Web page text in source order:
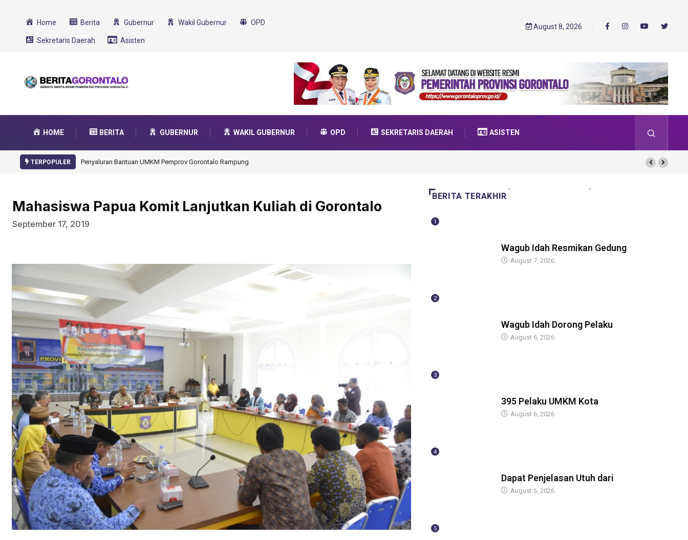
Home Berita Gubernur Wakil Gubernur OPD
Sekretaris Daerah Asisten
August 8, 2026
HOME BERITA GUBERNUR WAKIL GUBERNUR OPD SEKRETARIS DAERAH ASISTEN
TERPOPULER Gorontalo Ikut Dukung Program SMA Unggul Garuda Transformasi 2025
Mahasiswa Papua Komit Lanjutkan Kuliah di Gorontalo
September 17, 2019
BERITA TERAKHIR
1
Wagub Idah Resmikan Gedung
August 7, 2026
2
Wagub Idah Dorong Pelaku
August 6, 2026
3
395 Pelaku UMKM Kota
August 6, 2026
4
Dapat Penjelasan Utuh dari
August 6, 2026
5